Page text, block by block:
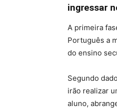
ingressar
A primeira
Português a
do ensino
Segundo
irão realizar
aluno,